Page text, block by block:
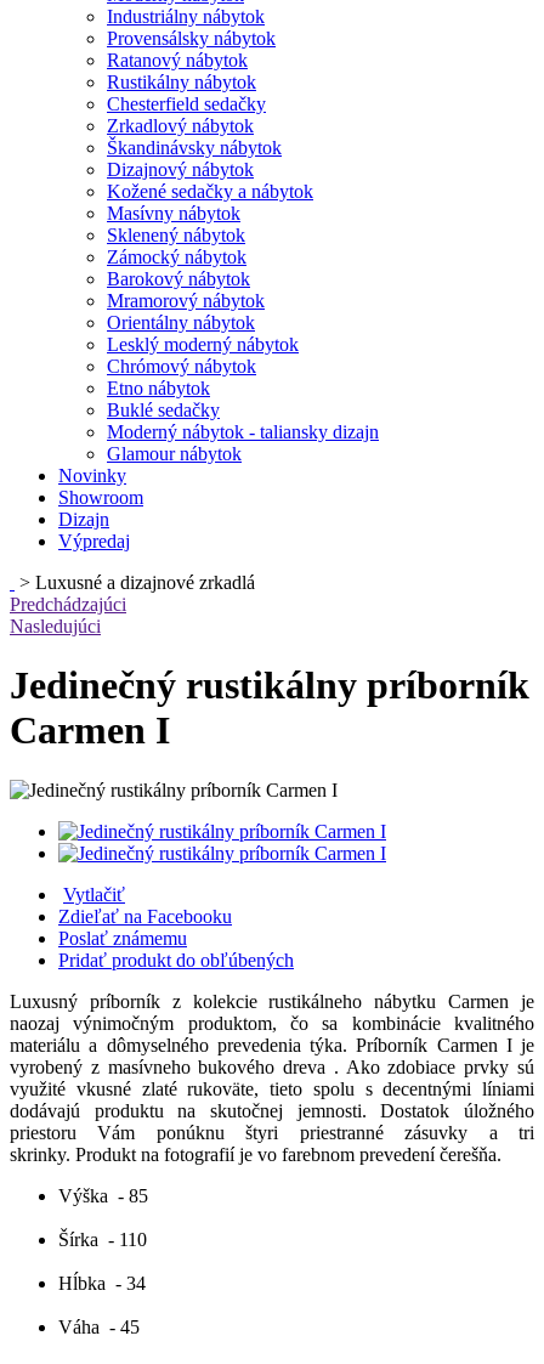
Industriálny nábytok
Provensálsky nábytok
Ratanový nábytok
Rustikálny nábytok
Chesterfield sedačky
Zrkadlový nábytok
Škandinávsky nábytok
Dizajnový nábytok
Kožené sedačky a nábytok
Masívny nábytok
Sklenený nábytok
Zámocký nábytok
Barokový nábytok
Mramorový nábytok
Orientálny nábytok
Lesklý moderný nábytok
Chrómový nábytok
Etno nábytok
Buklé sedačky
Moderný nábytok - taliansky dizajn
Glamour nábytok
Novinky
Showroom
Dizajn
Výpredaj
> Luxusné a dizajnové zrkadlá
Predchádzajúci
Nasledujúci
Jedinečný rustikálny príborník
Carmen I
Vytlačiť
Zdieľať na Facebooku
Poslať známemu
Pridať produkt do obľúbených
Luxusný príborník z kolekcie rustikálneho nábytku Carmen je
naozaj výnimočným produktom, čo sa kombinácie kvalitného
materiálu a dômyselného prevedenia týka. Príborník Carmen I je
vyrobený z masívneho bukového dreva . Ako zdobiace prvky sú
využité vkusné zlaté rukoväte, tieto spolu s decentnými líniami
dodávajú produktu na skutočnej jemnosti. Dostatok úložného
priestoru Vám ponúknu štyri priestranné zásuvky a tri
skrinky. Produkt na fotografií je vo farebnom prevedení čerešňa.
Výška - 85
Šírka - 110
Hĺbka - 34
Váha - 45